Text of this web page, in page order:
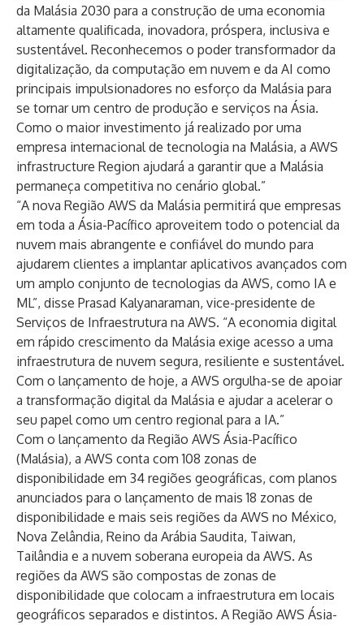
da Malásia 2030 para a construção de uma economia
altamente qualificada, inovadora, próspera, inclusiva e
sustentável. Reconhecemos o poder transformador da
digitalização, da computação em nuvem e da AI como
principais impulsionadores no esforço da Malásia para
se tornar um centro de produção e serviços na Ásia.
Como o maior investimento já realizado por uma
empresa internacional de tecnologia na Malásia, a AWS
infrastructure Region ajudará a garantir que a Malásia
permaneça competitiva no cenário global.”
“A nova Região AWS da Malásia permitirá que empresas
em toda a Ásia-Pacífico aproveitem todo o potencial da
nuvem mais abrangente e confiável do mundo para
ajudarem clientes a implantar aplicativos avançados com
um amplo conjunto de tecnologias da AWS, como IA e
ML”, disse Prasad Kalyanaraman, vice-presidente de
Serviços de Infraestrutura na AWS. “A economia digital
em rápido crescimento da Malásia exige acesso a uma
infraestrutura de nuvem segura, resiliente e sustentável.
Com o lançamento de hoje, a AWS orgulha-se de apoiar
a transformação digital da Malásia e ajudar a acelerar o
seu papel como um centro regional para a IA.”
Com o lançamento da Região AWS Ásia-Pacífico
(Malásia), a AWS conta com 108 zonas de
disponibilidade em 34 regiões geográficas, com planos
anunciados para o lançamento de mais 18 zonas de
disponibilidade e mais seis regiões da AWS no México,
Nova Zelândia, Reino da Arábia Saudita, Taiwan,
Tailândia e a nuvem soberana europeia da AWS. As
regiões da AWS são compostas de zonas de
disponibilidade que colocam a infraestrutura em locais
geográficos separados e distintos. A Região AWS Ásia-